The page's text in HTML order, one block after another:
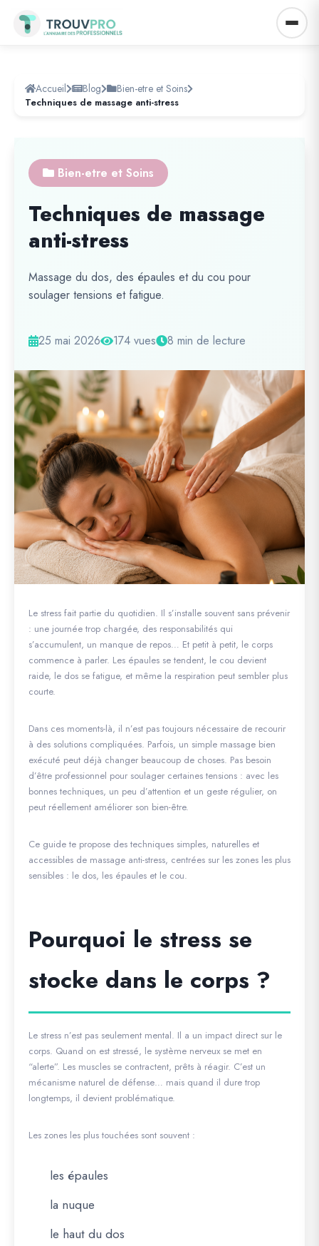
Accueil Blog Bien-etre et Soins
Techniques de massage anti-stress
Bien-etre et Soins
Techniques de massage
anti-stress
Massage du dos, des épaules et du cou pour
soulager tensions et fatigue.
25 mai 2026 174 vues 8 min de lecture
Le stress fait partie du quotidien. Il s’installe souvent sans prévenir
: une journée trop chargée, des responsabilités qui
s’accumulent, un manque de repos… Et petit à petit, le corps
commence à parler. Les épaules se tendent, le cou devient
raide, le dos se fatigue, et même la respiration peut sembler plus
courte.
Dans ces moments-là, il n’est pas toujours nécessaire de recourir
à des solutions compliquées. Parfois, un simple massage bien
exécuté peut déjà changer beaucoup de choses. Pas besoin
d’être professionnel pour soulager certaines tensions : avec les
bonnes techniques, un peu d’attention et un geste régulier, on
peut réellement améliorer son bien-être.
Ce guide te propose des techniques simples, naturelles et
accessibles de massage anti-stress, centrées sur les zones les plus
sensibles : le dos, les épaules et le cou.
Pourquoi le stress se
stocke dans le corps ?
Le stress n’est pas seulement mental. Il a un impact direct sur le
corps. Quand on est stressé, le système nerveux se met en
“alerte”. Les muscles se contractent, prêts à réagir. C’est un
mécanisme naturel de défense… mais quand il dure trop
longtemps, il devient problématique.
Les zones les plus touchées sont souvent :
les épaules
la nuque
le haut du dos